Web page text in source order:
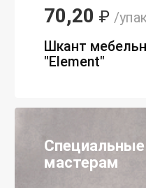
70,20 ₽ /
Шкант
"Element"
мастерам